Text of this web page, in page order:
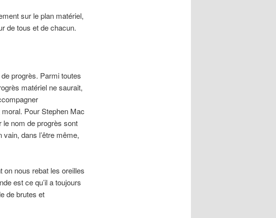
sur le plan matériel,
de tous et de chacun.
progrès. Parmi toutes
matériel ne saurait,
Pour Stephen Mac
nom de progrès sont
dans l’être même,
on nous rebat les oreilles
est ce qu’il a toujours
de brutes et